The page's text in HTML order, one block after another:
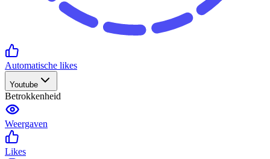
Automatische likes
Youtube
Betrokkenheid
Weergaven
Likes